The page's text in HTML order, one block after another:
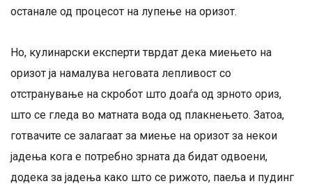
останале од процесот на лупење на оризот.
Но, кулинарски експерти тврдат дека миењето на
оризот ја намалува неговата лепливост со
отстранување на скробот што доаѓа од зрното ориз,
што се гледа во матната вода од плакнењето. Затоа,
готвачите се залагаат за миење на оризот за некои
јадења кога е потребно зрната да бидат одвоени,
додека за јадења како што се рижото, паеља и пудинг